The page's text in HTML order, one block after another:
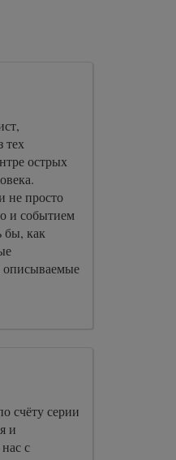
тех
острых
не просто
и событием
бы, как
описываемые
счёту серии
и
с